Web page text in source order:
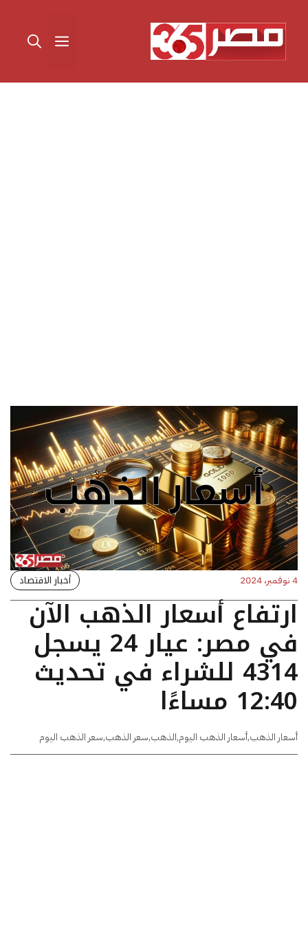
المحتوى القائمة
4 نوفمبر، 2024 أخبار الاقتصاد
ارتفاع أسعار الذهب الآن
في مصر: عيار 24 يسجل
4314 للشراء في تحديث
12:40 مساءًا
أسعار الذهب,أسعار الذهب اليوم,الذهب,سعر الذهب,سعر الذهب اليوم